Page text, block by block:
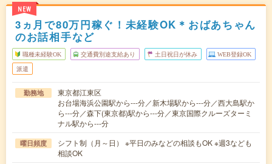
NEW
3ヵ月で80万円稼ぐ！未経験OK＊おばあちゃん
のお話相手など
職種未経験OK 交通費別途支給あり 土日祝日が休み WEB登録OK
派遣
勤務地
東京都江東区
お台場海浜公園駅から---分／新木場駅から---分／西大島駅か
ら---分／森下(東京都)駅から---分／東京国際クルーズターミ
ナル駅から---分
曜日頻度
シフト制（月～日） ※平日のみなどの相談もOK ※週3なども
相談OK